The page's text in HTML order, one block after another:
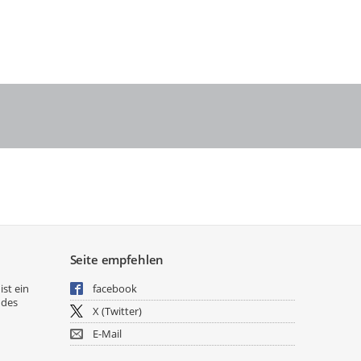
ein
Seite empfehlen
facebook
X (Twitter)
E-Mail